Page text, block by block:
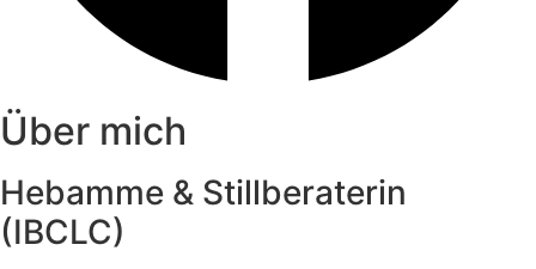
Über mich
Hebamme & Stillberaterin
(IBCLC)